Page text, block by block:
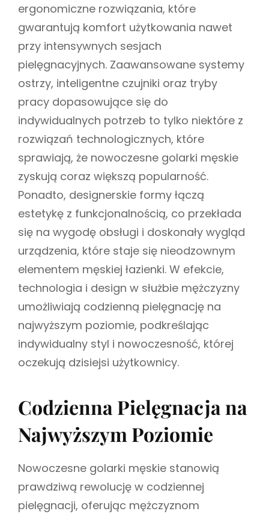
ergonomiczne rozwiązania, które
gwarantują komfort użytkowania nawet
przy intensywnych sesjach
pielęgnacyjnych. Zaawansowane systemy
ostrzy, inteligentne czujniki oraz tryby
pracy dopasowujące się do
indywidualnych potrzeb to tylko niektóre z
rozwiązań technologicznych, które
sprawiają, że nowoczesne golarki męskie
zyskują coraz większą popularność.
Ponadto, designerskie formy łączą
estetykę z funkcjonalnością, co przekłada
się na wygodę obsługi i doskonały wygląd
urządzenia, które staje się nieodzownym
elementem męskiej łazienki. W efekcie,
technologia i design w służbie mężczyzny
umożliwiają codzienną pielęgnację na
najwyższym poziomie, podkreślając
indywidualny styl i nowoczesność, której
oczekują dzisiejsi użytkownicy.
Codzienna Pielęgnacja na
Najwyższym Poziomie
Nowoczesne golarki męskie stanowią
prawdziwą rewolucję w codziennej
pielęgnacji, oferując mężczyznom